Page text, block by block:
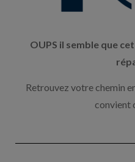
OUPS il semble que
Retrouvez votre chemin
convient